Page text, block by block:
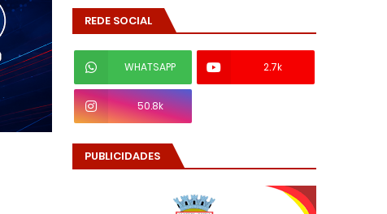
REDE SOCIAL
WHATSAPP 2.7k
50.8k
PUBLICIDADES